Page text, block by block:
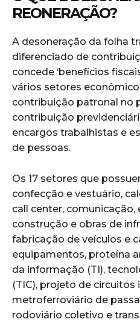
REONERAÇÃO?
A desoneração da folha
diferenciado de
concede ‘benefícios
vários setores
contribuição patronal no
contribuição
encargos trabalhistas e
de pessoas.
Os 17 setores que
confecção e vestuário,
call center, comunicação,
construção e obras de
fabricação de veículos e
equipamentos, proteína
da informação (TI),
(TIC), projeto de
metroferroviário de
rodoviário coletivo e